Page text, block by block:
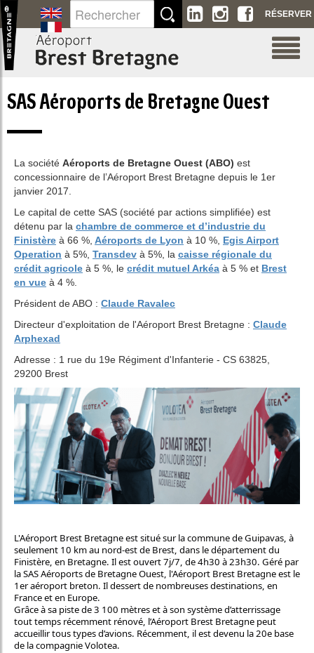
Saut au contenu
RÉSERVER
SAS Aéroports de Bretagne Ouest
La société Aéroports de Bretagne Ouest (ABO) est
concessionnaire de l’Aéroport Brest Bretagne depuis le 1er
janvier 2017.
Le capital de cette SAS (société par actions simplifiée) est
détenu par la chambre de commerce et d’industrie du
Finistère à 66 %, Aéroports de Lyon à 10 %, Egis Airport
Operation à 5%, Transdev à 5%, la caisse régionale du
crédit agricole à 5 %, le crédit mutuel Arkéa à 5 % et Brest
en vue à 4 %.
Président de ABO : Claude Ravalec
Directeur d'exploitation de l'Aéroport Brest Bretagne : Claude
Arphexad
Adresse : 1 rue du 19e Régiment d'Infanterie - CS 63825,
29200 Brest
L'Aéroport Brest Bretagne est situé sur la commune de Guipavas, à
seulement 10 km au nord-est de Brest, dans le département du
Finistère, en Bretagne. Il est ouvert 7j/7, de 4h30 à 23h30. Géré par
la SAS Aéroports de Bretagne Ouest, l'Aéroport Brest Bretagne est le
1er aéroport breton. Il dessert de nombreuses destinations, en
France et en Europe.
Grâce à sa piste de 3 100 mètres et à son système d’atterrissage
tout temps récemment rénové, l’Aéroport Brest Bretagne peut
accueillir tous types d’avions. Récemment, il est devenu la 20e base
de la compagnie Volotea.